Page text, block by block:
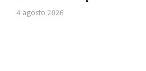
4 agosto 2026